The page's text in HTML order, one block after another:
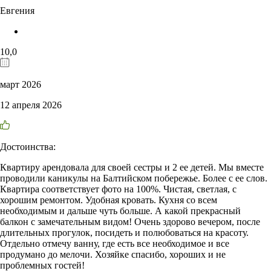
Евгения
10,0
март 2026
12 апреля 2026
Достоинства:
Квартиру арендовала для своей сестры и 2 ее детей. Мы вместе
проводили каникулы на Балтийском побережье. Более с ее слов.
Квартира соответствует фото на 100%. Чистая, светлая, с
хорошим ремонтом. Удобная кровать. Кухня со всем
необходимым и дальше чуть больше. А какой прекрасный
балкон с замечательным видом! Очень здорово вечером, после
длительных прогулок, посидеть и полюбоваться на красоту.
Отдельно отмечу ванну, где есть все необходимое и все
продумано до мелочи. Хозяйке спасибо, хороших и не
проблемных гостей!